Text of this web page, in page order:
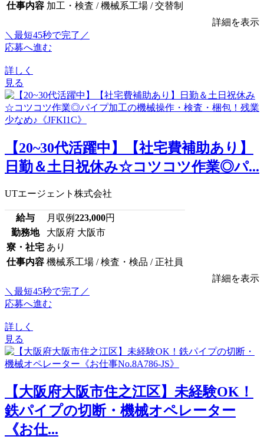
仕事内容 加工・検査 / 機械系工場 / 交替制
詳細を表示
＼最短45秒で完了／
応募へ進む
詳しく
見る
【20~30代活躍中】【社宅費補助あり】
日勤＆土日祝休み☆コツコツ作業◎パ...
UTエージェント株式会社
給与 月収例223,000円
勤務地
大阪府 大阪市
寮・社宅 あり
仕事内容 機械系工場 / 検査・検品 / 正社員
詳細を表示
＼最短45秒で完了／
応募へ進む
詳しく
見る
【大阪府大阪市住之江区】未経験OK！
鉄パイプの切断・機械オペレーター
《お仕...